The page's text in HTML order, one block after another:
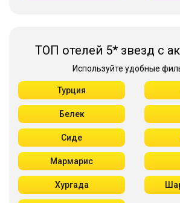
ТОП отелей 5* звезд с
Используйте удобные
Турция
Белек
Сиде
Мармарис
Хургада